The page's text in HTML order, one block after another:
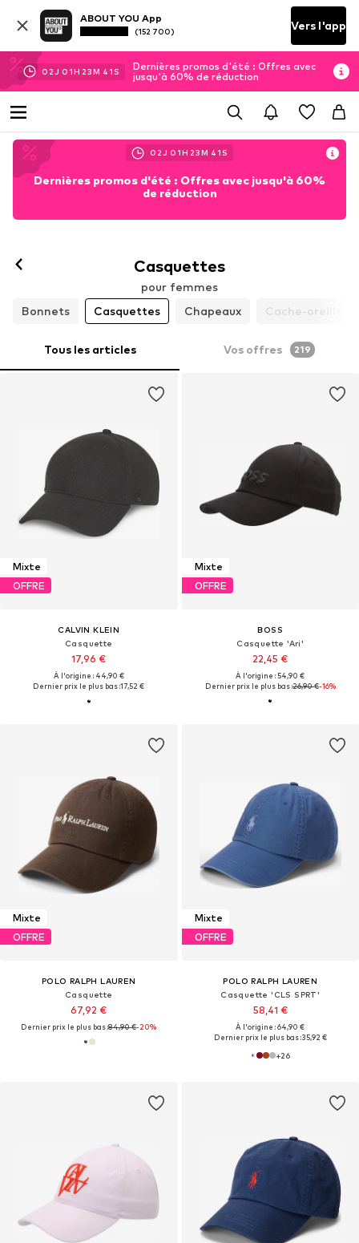
ABOUT YOU App
(152 700) Vers l'app
02J 01H 23M 40 S
Dernières promos d'été : Offres avec
jusqu'à 60% de réduction
02J 01H 23M 40 S
Dernières promos d'été : Offres avec jusqu'à 60%
de réduction
Casquettes
pour femmes
Bonnets
Casquettes Chapeaux Cache-oreilles
Tous les articles Vos offres 219
Mixte
OFFRE
CALVIN KLEIN
Casquette
17,96 €
À l'origine : 44,90 €
Dernier prix le plus bas :17,52 €
Mixte
OFFRE
BOSS
Casquette 'Ari'
22,45 €
À l'origine : 54,90 €
Dernier prix le plus bas :26,90 €-16%
Mixte
OFFRE
POLO RALPH LAUREN
Casquette
67,92 €
Dernier prix le plus bas :84,90 €-20%
Mixte
OFFRE
POLO RALPH LAUREN
Casquette 'CLS SPRT'
58,41 €
À l'origine : 64,90 €
Dernier prix le plus bas :35,92 €
+26